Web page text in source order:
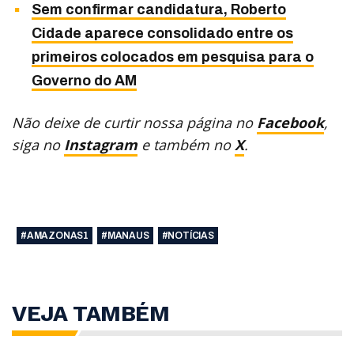
Sem confirmar candidatura, Roberto
Cidade aparece consolidado entre os
primeiros colocados em pesquisa para o
Governo do AM
Não deixe de curtir nossa página no Facebook,
siga no Instagram e também noX.
#AMAZONAS1 #MANAUS #NOTÍCIAS
VEJA TAMBÉM